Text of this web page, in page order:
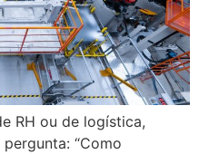
RH ou de logística,
“Como